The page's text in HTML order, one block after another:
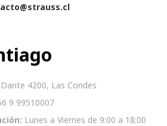
Dante 4200, Las Condes
9 99510007
Lunes a Viernes de 9:00 a 18:00